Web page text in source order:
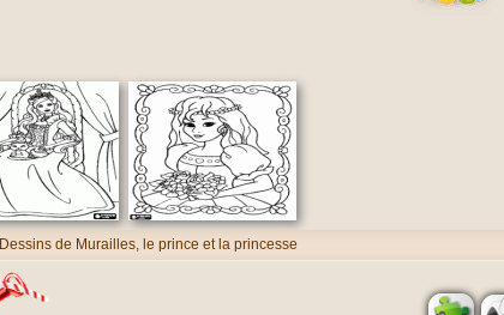
Dessins de Murailles, le prince et la princesse